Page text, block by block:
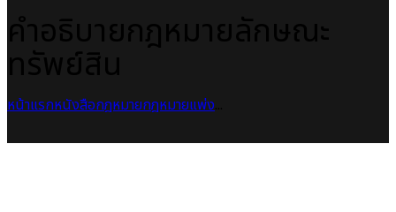
หน้าแรกหนังสือกฎหมายกฎหมายแพ่ง